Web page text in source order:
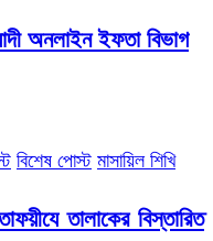
অনলাইন ইফতা বিভাগ
বিশেষ পোস্ট মাসায়িল শিখি
তালাকের বিস্তারিত